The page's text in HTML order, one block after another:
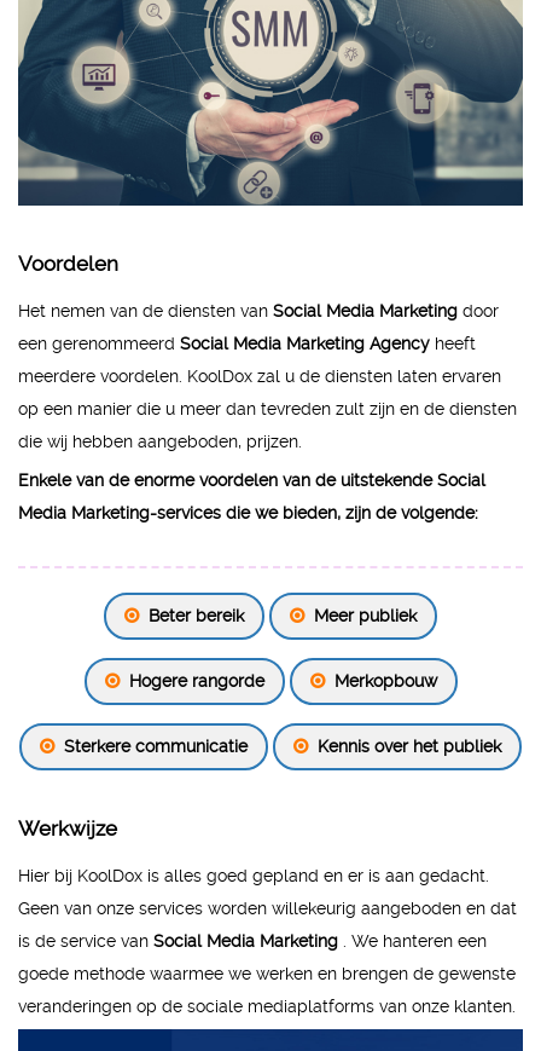
Voordelen
Het nemen van de diensten van Social Media Marketing door
een gerenommeerd Social Media Marketing Agency heeft
meerdere voordelen. KoolDox zal u de diensten laten ervaren
op een manier die u meer dan tevreden zult zijn en de diensten
die wij hebben aangeboden, prijzen.
Enkele van de enorme voordelen van de uitstekende Social
Media Marketing-services die we bieden, zijn de volgende:
Beter bereik Meer publiek
Hogere rangorde Merkopbouw
Sterkere communicatie Kennis over het publiek
Werkwijze
Hier bij KoolDox is alles goed gepland en er is aan gedacht.
Geen van onze services worden willekeurig aangeboden en dat
is de service van Social Media Marketing . We hanteren een
goede methode waarmee we werken en brengen de gewenste
veranderingen op de sociale mediaplatforms van onze klanten.